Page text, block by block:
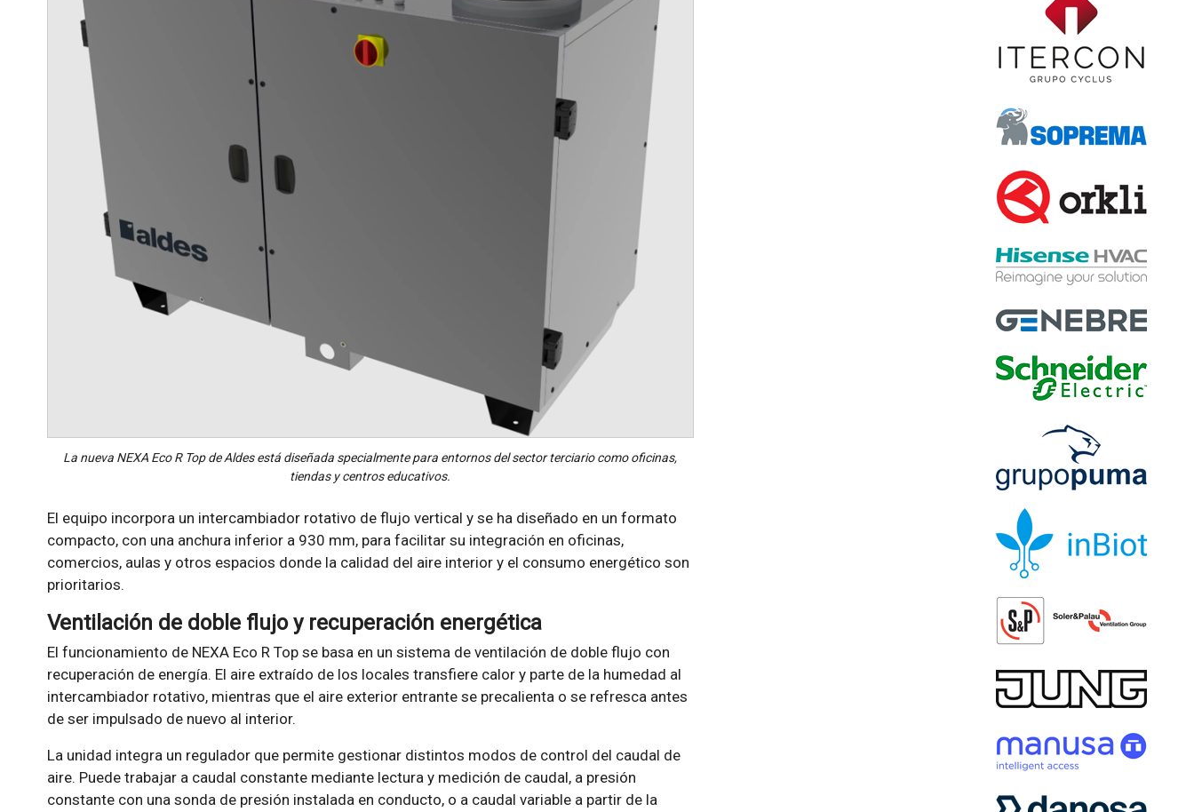
La nueva NEXA Eco R Top de Aldes está diseñada specialmente para entornos del sector terciario como oficinas,
tiendas y centros educativos.
El equipo incorpora un intercambiador rotativo de flujo vertical y se ha diseñado en un formato
compacto, con una anchura inferior a 930 mm, para facilitar su integración en oficinas,
comercios, aulas y otros espacios donde la calidad del aire interior y el consumo energético son
prioritarios.
Ventilación de doble flujo y recuperación energética
El funcionamiento de NEXA Eco R Top se basa en un sistema de ventilación de doble flujo con
recuperación de energía. El aire extraído de los locales transfiere calor y parte de la humedad al
intercambiador rotativo, mientras que el aire exterior entrante se precalienta o se refresca antes
de ser impulsado de nuevo al interior.
La unidad integra un regulador que permite gestionar distintos modos de control del caudal de
aire. Puede trabajar a caudal constante mediante lectura y medición de caudal, a presión
constante con una sonda de presión instalada en conducto, o a caudal variable a partir de la